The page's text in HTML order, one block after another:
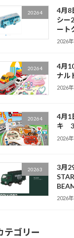
20264
4月
シー
ート
2026
20264
4月
ナル
2026
20264
4月1
キ
2026
20263
3月
2026
テゴリー